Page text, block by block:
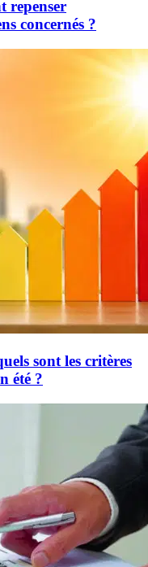
repenser
concernés ?
sont les critères
été ?